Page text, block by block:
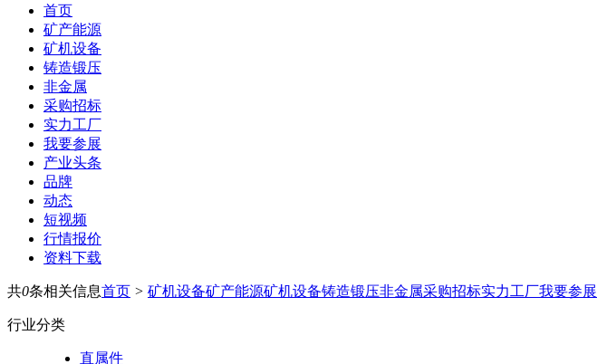
首页
矿产能源
矿机设备
铸造锻压
非金属
采购招标
实力工厂
我要参展
产业头条
品牌
动态
短视频
行情报价
资料下载
共0条相关信息首页 > 矿机设备矿产能源矿机设备铸造锻压非金属采购招标实力工厂我要参展
行业分类
直属件